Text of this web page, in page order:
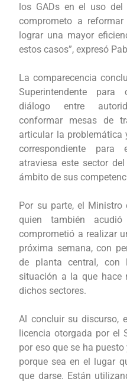
los GADs en el uso del
comprometo a
lograr una mayor
estos casos”, expresó
La comparecencia
Superintendente para
diálogo entre
conformar mesas de
articular la problemática
correspondiente
atraviesa este sector
ámbito de sus
Por su parte, el Ministro
quien también
comprometió a realizar
próxima semana, con
de planta central,
situación a la que hace
dichos sectores.
Al concluir su discurso,
licencia otorgada por el
por eso que se ha
porque sea en el lugar
que darse. Están